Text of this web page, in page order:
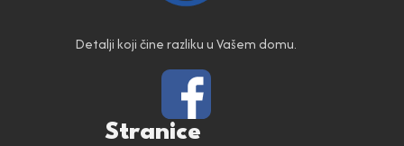
Detalji koji čine razliku u Vašem domu.
Stranice